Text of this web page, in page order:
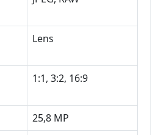
Lens
1:1, 3:2, 16:9
25,8 MP